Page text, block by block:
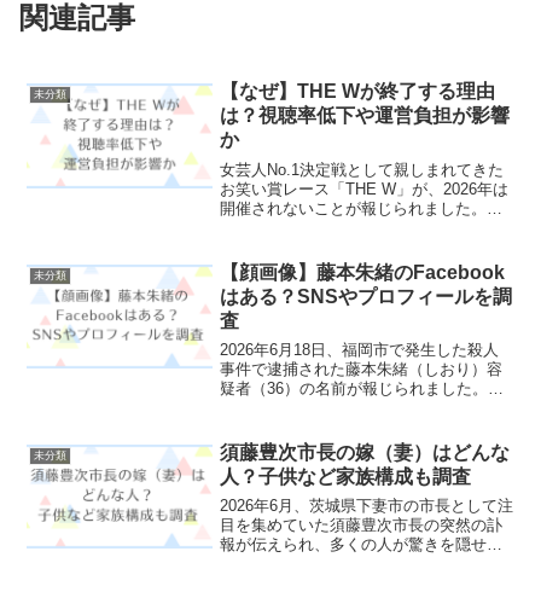
関連記事
未分類
【なぜ】THE Wが終了する理由
は？視聴率低下や運営負担が影響
か
女芸人No.1決定戦として親しまれてきた
お笑い賞レース「THE W」が、2026年は
開催されないことが報じられました。
るの？打ち切りの理由は？視聴率が関係
している...
未分類
【顔画像】藤本朱緒のFacebook
はある？SNSやプロフィールを調
査
2026年6月18日、福岡市で発生した殺人
事件で逮捕された藤本朱緒（しおり）容
疑者（36）の名前が報じられました。事
ているのかFacebookやInstagramなど
の...
未分類
須藤豊次市長の嫁（妻）はどんな
人？子供など家族構成も調査
2026年6月、茨城県下妻市の市長として注
目を集めていた須藤豊次市長の突然の訃
報が伝えられ、多くの人が驚きを隠せま